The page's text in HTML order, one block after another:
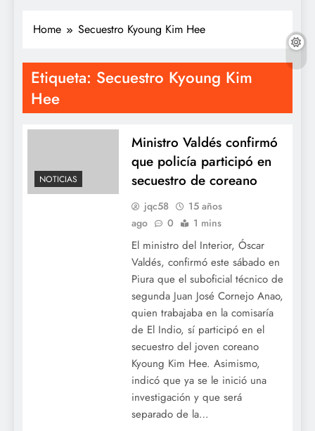
Home Secuestro Kyoung Kim Hee
Etiqueta: Secuestro Kyoung Kim
Hee
NOTICIAS
Ministro Valdés confirmó
que policía participó en
secuestro de coreano
jqc58
15 años
ago
0 1 mins
El ministro del Interior, Óscar
Valdés, confirmó este sábado en
Piura que el suboficial técnico de
segunda Juan José Cornejo Anao,
quien trabajaba en la comisaría
de El Indio, sí participó en el
secuestro del joven coreano
Kyoung Kim Hee. Asimismo,
indicó que ya se le inició una
investigación y que será
separado de la…